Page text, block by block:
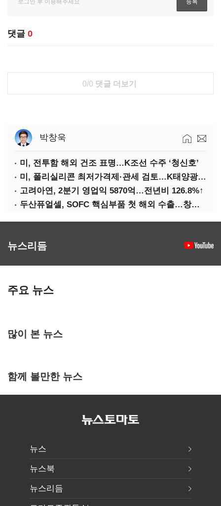
댓글 0
0/0 댓글 더보기
박창욱
미, 전투함 해외 건조 표명…K조선 수주 ‘청신호’
미, 폴리실리콘 최저가격제·관세 검토…K태양광 입지 확대 기대
고려아연, 2분기 영업익 5870억…전년비 126.8%↑
두산퓨얼셀, SOFC 핵심부품 첫 해외 수출…창사 이래 최대 규모
뉴스리듬
주요 뉴스
많이 본 뉴스
함께 볼만한 뉴스
뉴스
뉴스북
뉴스리듬